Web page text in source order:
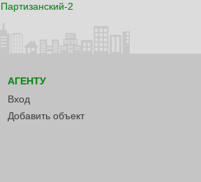
Партизанский-2
АГЕНТУ
Вход
Добавить объект